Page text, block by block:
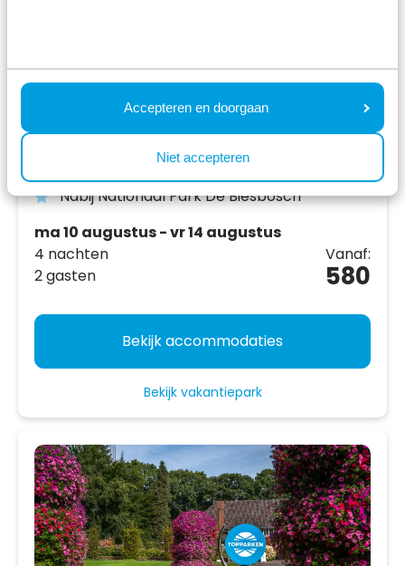
Accepteren en doorgaan
Niet accepteren
Unieke locatie; tussen het Esmeer en de
Gelegen naast grote speeltuin en
recreatiegebied
Nabij Nationaal Park De Biesbosch
ma 10 augustus - vr 14 augustus
4 nachten
2 gasten
Vanaf:
580
Bekijk accommodaties
Bekijk vakantiepark